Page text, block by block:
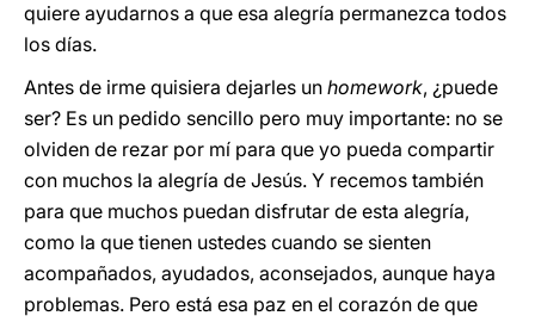
quiere ayudarnos a que esa alegría permanezca todos
los días.
Antes de irme quisiera dejarles un homework, ¿puede
ser? Es un pedido sencillo pero muy importante: no se
olviden de rezar por mí para que yo pueda compartir
con muchos la alegría de Jesús. Y recemos también
para que muchos puedan disfrutar de esta alegría,
como la que tienen ustedes cuando se sienten
acompañados, ayudados, aconsejados, aunque haya
problemas. Pero está esa paz en el corazón de que